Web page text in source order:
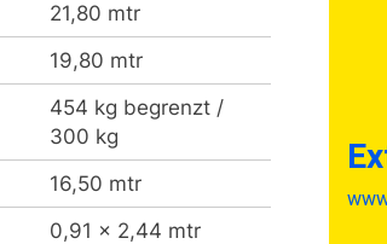
21,80 mtr
19,80 mtr
454 kg begrenzt /
300 kg
16,50 mtr
0,91 x 2,44 mtr